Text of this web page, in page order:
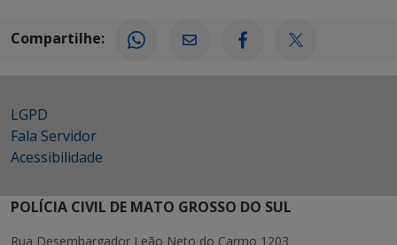
Compartilhe:
LGPD
Fala Servidor
Acessibilidade
POLÍCIA CIVIL DE MATO GROSSO DO SUL
Rua Desembargador Leão Neto do Carmo 1203